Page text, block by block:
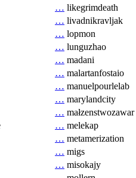
… likegrimdeath
… livadnikravljak
… lopmon
… lunguzhao
… madani
… malartanfostaio
… manuelpourlelab
… marylandcity
… małzenstwozawar
… melekap
… metamerization
… migs
… misokajy